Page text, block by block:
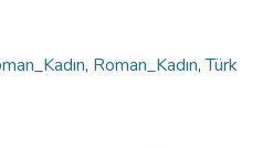
, Roman_Kadın,Türk